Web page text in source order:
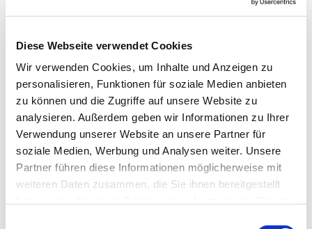
Diese Webseite verwendet Cookies
Wir verwenden Cookies, um Inhalte und Anzeigen zu
personalisieren, Funktionen für soziale Medien anbieten
zu können und die Zugriffe auf unsere Website zu
analysieren. Außerdem geben wir Informationen zu Ihrer
Verwendung unserer Website an unsere Partner für
soziale Medien, Werbung und Analysen weiter. Unsere
Partner führen diese Informationen möglicherweise mit
weiteren Daten zusammen, die Sie ihnen bereitgestellt
Dies könnte Sie auch
interessieren